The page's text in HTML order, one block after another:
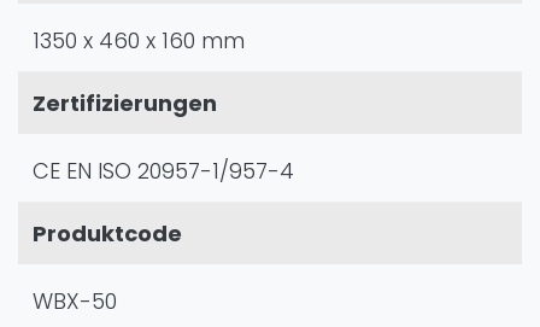
1350 x 460 x 160 mm
Zertifizierungen
CE EN ISO 20957-1/957-4
Produktcode
WBX-50